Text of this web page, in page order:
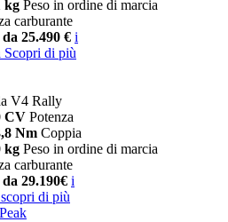
kg Peso in ordine di marcia
carburante
25.490 € i
Scopri di più
V4 Rally
CV Potenza
Nm Coppia
kg Peso in ordine di marcia
carburante
29.190€ i
scopri di più